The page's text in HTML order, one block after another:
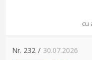
cu
Nr. 232 / 30.07.2026